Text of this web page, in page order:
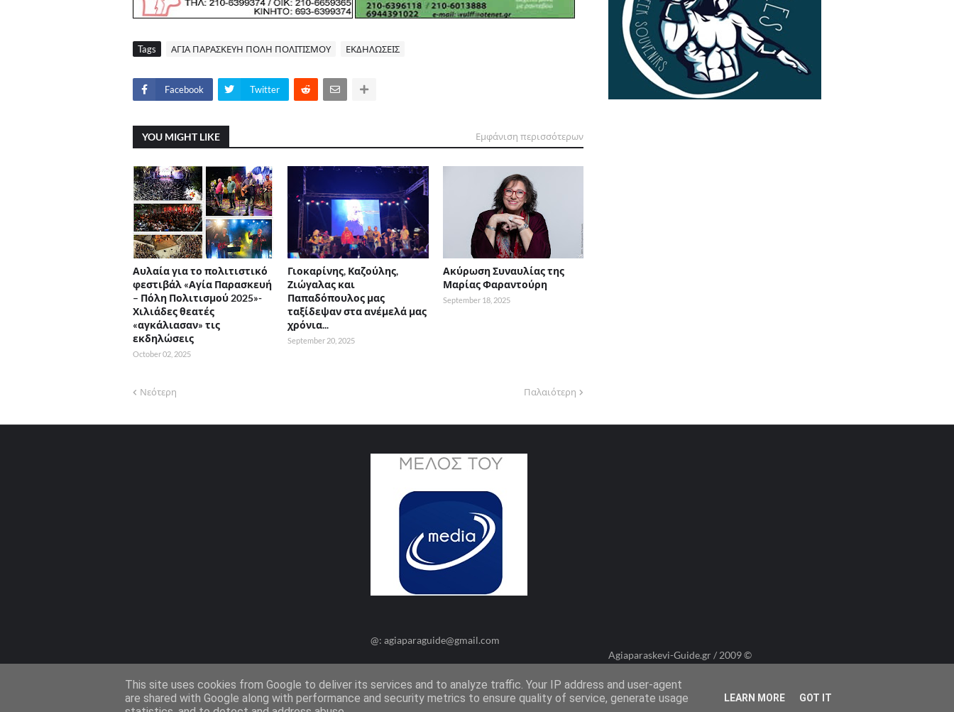
Tags ΑΓΙΑ ΠΑΡΑΣΚΕΥΗ ΠΟΛΗ ΠΟΛΙΤΙΣΜΟΥ ΕΚΔΗΛΩΣΕΙΣ
Facebook Twitter
YOU MIGHT LIKE Εμφάνιση περισσότερων
Αυλαία για το πολιτιστικό
φεστιβάλ «Αγία Παρασκευή
– Πόλη Πολιτισμού 2025»-
Χιλιάδες θεατές
«αγκάλιασαν» τις
εκδηλώσεις
October 02, 2025
Γιοκαρίνης, Καζούλης,
Ζιώγαλας και
Παπαδόπουλος μας
ταξίδεψαν στα ανέμελά μας
χρόνια...
September 20, 2025
Ακύρωση Συναυλίας της
Μαρίας Φαραντούρη
September 18, 2025
Νεότερη Παλαιότερη
@: agiaparaguide@gmail.com
Agiaparaskevi-Guide.gr / 2009 ©
This site uses cookies from Google to deliver its services and to analyze traffic. Your IP address and user-agent
are shared with Google along with performance and security metrics to ensure quality of service, generate usage
LEARN MORE GOT IT